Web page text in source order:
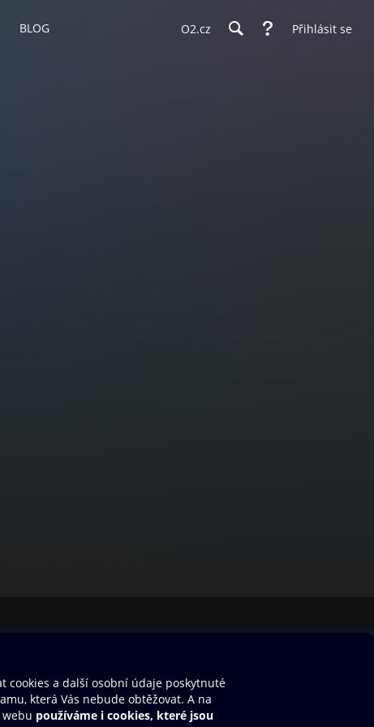
BLOG O2.cz Přihlásit se